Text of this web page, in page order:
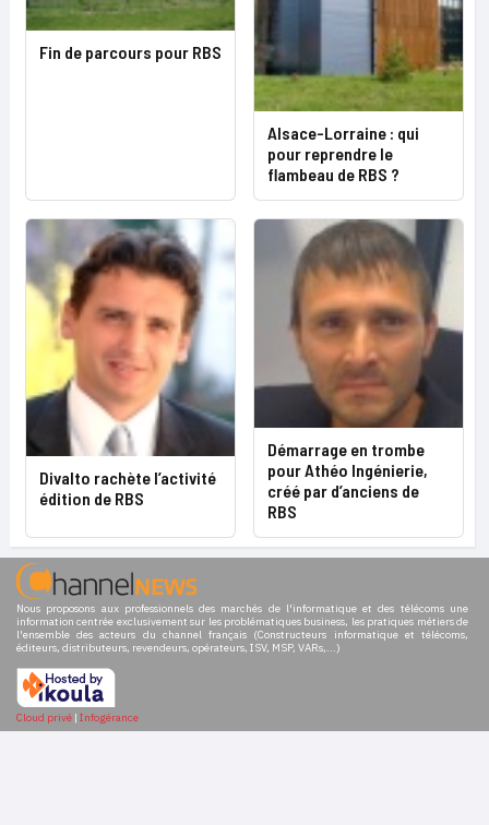
Fin de parcours pour RBS
Alsace-Lorraine : qui
pour reprendre le
flambeau de RBS ?
Divalto rachète l’activité
édition de RBS
Démarrage en trombe
pour Athéo Ingénierie,
créé par d’anciens de
RBS
Nous proposons aux professionnels des marchés de l'informatique et des télécoms une
information centrée exclusivement sur les problématiques business, les pratiques métiers de
l'ensemble des acteurs du channel français (Constructeurs informatique et télécoms,
éditeurs, distributeurs, revendeurs, opérateurs, ISV, MSP, VARs,...)
Cloud privé | Infogérance